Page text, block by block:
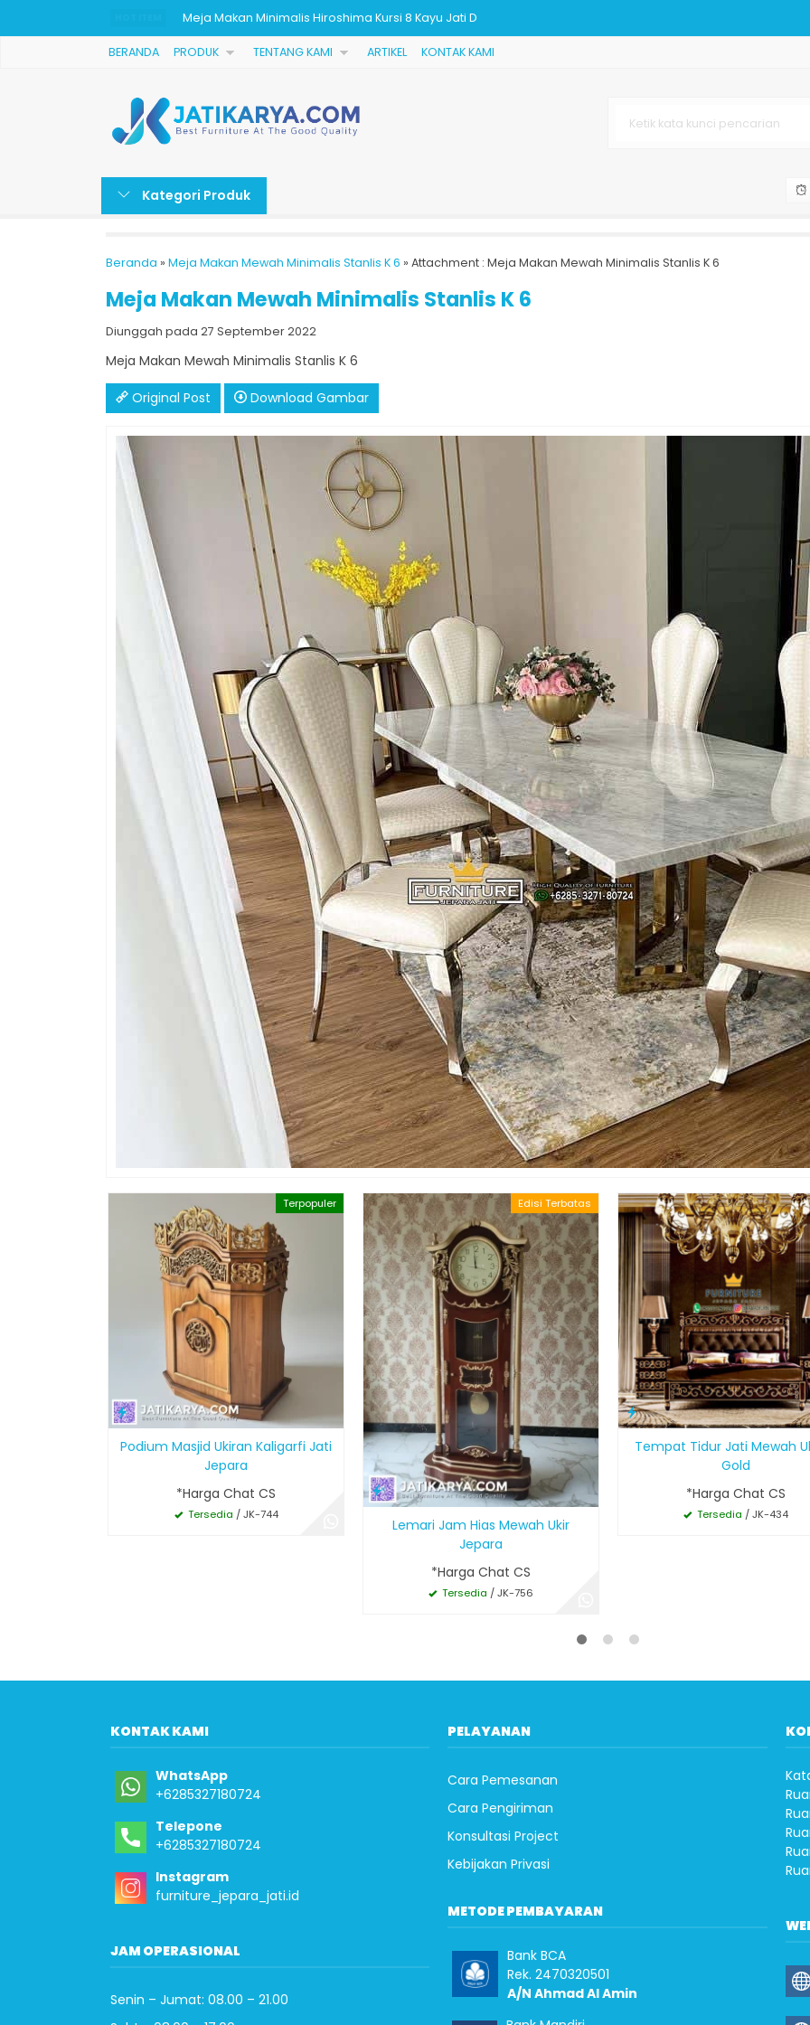
Set Meja kantor Ukiran Mewah Jepara
Tempat Tidur Minimalis Ukiran Jati Karya Jepara
Dipan Tempat Tidur Jati Kombinasi Rotan JK-560
Sofa Tamu Kulit Mewah Kayu Jati Minimalis Jepara
BERANDA PRODUK TENTANG KAMI ARTIKEL KONTAK KAMI
Kategori Produk
Beranda » Meja Makan Mewah Minimalis Stanlis K 6 » Attachment : Meja Makan Mewah Minimalis Stanlis K 6
Meja Makan Mewah Minimalis Stanlis K 6
Diunggah pada 27 September 2022
Meja Makan Mewah Minimalis Stanlis K 6
Original Post Download Gambar
Terpopuler
Podium Masjid Ukiran Kaligarfi Jati
Jepara
*Harga Chat CS
Tersedia / JK-744
Edisi Terbatas
Lemari Jam Hias Mewah Ukir
Jepara
*Harga Chat CS
Tersedia / JK-756
Tempat Tidur Jati Mewah
Gold
*Harga Chat CS
Tersedia / JK-434
KONTAK KAMI
WhatsApp
+6285327180724
Telepone
+6285327180724
Instagram
furniture_jepara_jati.id
JAM OPERASIONAL
Senin – Jumat: 08.00 – 21.00
PELAYANAN
Cara Pemesanan
Cara Pengiriman
Konsultasi Project
Kebijakan Privasi
METODE PEMBAYARAN
Bank BCA
Rek. 2470320501
A/N Ahmad Al Amin